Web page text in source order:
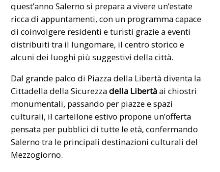
quest’anno Salerno si prepara a vivere un’estate
ricca di appuntamenti, con un programma capace
di coinvolgere residenti e turisti grazie a eventi
distribuiti tra il lungomare, il centro storico e
alcuni dei luoghi più suggestivi della città.
Dal grande palco di Piazza della Libertà diventa la
Cittadella della Sicurezzadella Libertàai chiostri
monumentali, passando per piazze e spazi
culturali, il cartellone estivo propone un’offerta
pensata per pubblici di tutte le età, confermando
Salerno tra le principali destinazioni culturali del
Mezzogiorno.